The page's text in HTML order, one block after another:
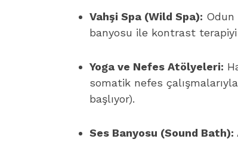
Vahşi Spa (Wild Spa): Odun
banyosu ile kontrast
Yoga ve Nefes Atölyeleri:
somatik nefes
başlıyor).
Ses Banyosu (Sound Bath):